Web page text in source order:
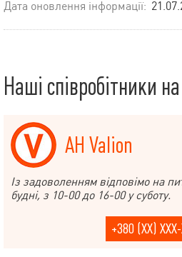
Дата оновлення інформації:
Наші співробітники
АН Valion
Із задоволенням відповімо на
будні, з 10-00 до 16-00 у суботу.
+380 (XX)